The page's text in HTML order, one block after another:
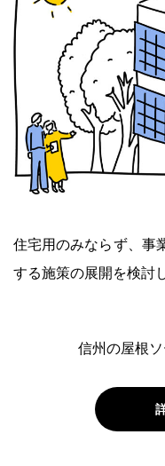
住宅用のみならず、事
する施策の展開を検討
信州の屋根ソ